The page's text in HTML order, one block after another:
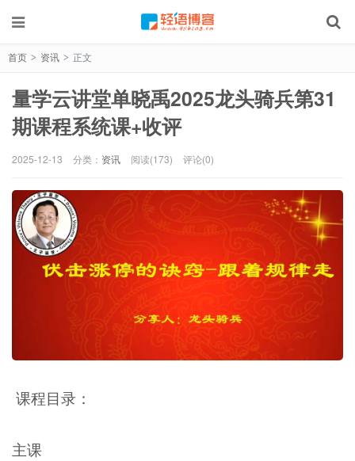
首页 > 资讯 > 正文
量学云讲堂单晓禹2025龙头骑兵第31
期课程系统课+收评
2025-12-13 分类： 资讯 阅读(173) 评论(0)
课程目录：
主课